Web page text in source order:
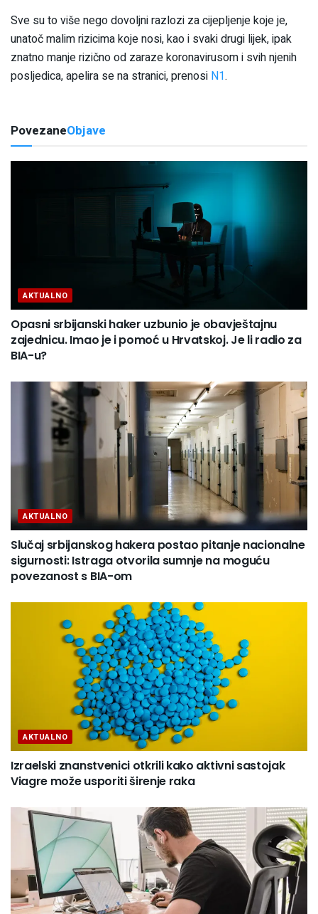
Sve su to više nego dovoljni razlozi za cijepljenje koje je,
unatoč malim rizicima koje nosi, kao i svaki drugi lijek, ipak
znatno manje rizično od zaraze koronavirusom i svih njenih
posljedica, apelira se na stranici, prenosi N1.
PovezaneObjave
AKTUALNO
Opasni srbijanski haker uzbunio je obavještajnu
zajednicu. Imao je i pomoć u Hrvatskoj. Je li radio za
BIA-u?
AKTUALNO
Slučaj srbijanskog hakera postao pitanje nacionalne
sigurnosti: Istraga otvorila sumnje na moguću
povezanost s BIA-om
AKTUALNO
Izraelski znanstvenici otkrili kako aktivni sastojak
Viagre može usporiti širenje raka